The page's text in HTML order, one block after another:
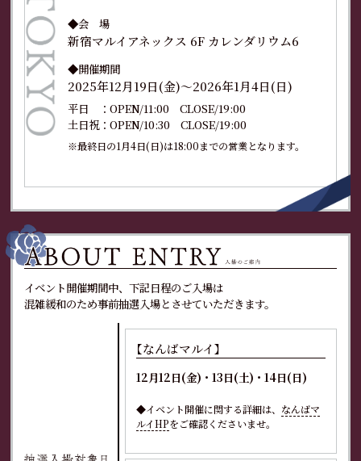
◆会 場
新宿マルイアネックス 6F カレンダリウム6
◆開催期間
2025年12月19日(金)～2026年1月4日(日)
平日 ：OPEN/11:00 CLOSE/19:00
土日祝：OPEN/10:30 CLOSE/19:00
※最終日の1月4日(日)は18:00までの営業となります。
イベント開催期間中、下記日程のご入場は
混雑緩和のため事前抽選入場とさせていただきます。
【なんばマルイ】
12月12日(金)・13日(土)・14日(日)
◆イベント開催に関する詳細は、 なんばマ
ルイHPをご確認くださいませ。